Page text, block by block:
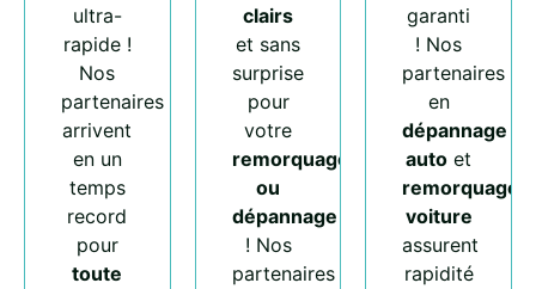
ultra-
rapide !
Nos
partenaires
arrivent
en un
temps
record
pour
toute
clairs
et sans
surprise
pour
votre
remorquage
ou
dépannage
! Nos
partenaires
garanti
! Nos
partenaires
en
dépannage
auto et
remorquage
voiture
assurent
rapidité